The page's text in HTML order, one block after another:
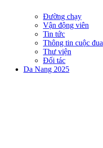
Đường chạy
Vận động viên
Tin tức
Thông tin cuộc đua
Thư viện
Đối tác
Da Nang 2025